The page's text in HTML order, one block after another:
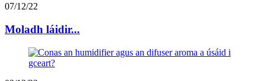
07/12/22
Moladh láidir...